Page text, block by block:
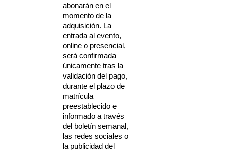
abonarán en el
momento de la
adquisición. La
entrada al evento,
online o presencial,
será confirmada
únicamente tras la
validación del pago,
durante el plazo de
matrícula
preestablecido e
informado a través
del boletín semanal,
las redes sociales o
la publicidad del